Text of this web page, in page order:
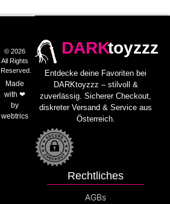
DARKtoyzzz
Entdecke deine Favoriten bei
DARKtoyzzz – stilvoll &
zuverlässig. Sicherer Checkout,
diskreter Versand & Service aus
Österreich.
Rechtliches
AGBs
© 2026
All Rights
Reserved.
Made
with ❤
by
webtrics